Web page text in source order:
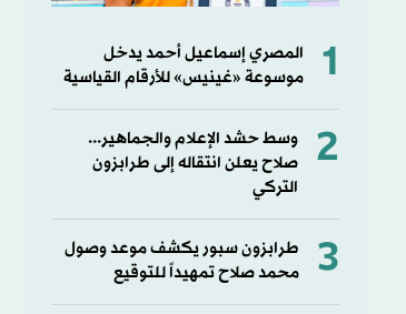
1
المصري إسماعيل أحمد يدخل
موسوعة «غينيس» للأرقام القياسية
2
وسط حشد الإعلام والجماهير...
صلاح يعلن انتقاله إلى طرابزون
التركي
3
طرابزون سبور يكشف موعد وصول
محمد صلاح تمهيداً للتوقيع